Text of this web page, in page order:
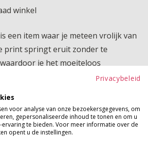
winkel
een item waar je meteen vrolijk van
print springt eruit zonder te
je het moeiteloos
je favoriete looks. Dankzij de heerlijk
het jasje zeer comfortabel en
je mee. De sportieve band langs
geeft het geheel een frisse en
en zorgt voor een leuke twist die
Privacybeleid
voor analyse van onze bezoekersgegevens, om
gepersonaliseerde inhoud te tonen en om u
ervaring te bieden. Voor meer informatie over de
opent u de instellingen.